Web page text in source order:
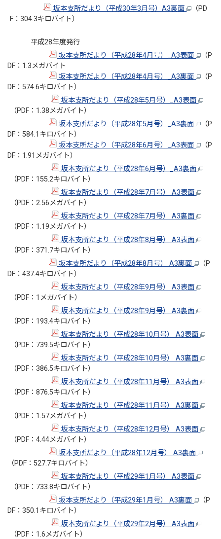
坂本支所だより（平成30年3月号）A3裏面
（PD
F：304.3キロバイト）
平成28年度発行
坂本支所だより（平成28年4月号）_A3表面
（P
DF：1.3メガバイト
坂本支所だより（平成28年4月号）_A3裏面
（P
DF：574.6キロバイト）
坂本支所だより（平成28年5月号）_A3表面
（PDF：1.38メガバイト）
坂本支所だより（平成28年5月号）_A3裏面
（P
DF：584.1キロバイト）
坂本支所だより（平成28年6月号）_A3表面
（P
DF：1.91メガバイト）
坂本支所だより（平成28年6月号）_A3裏面
（PDF：155.2キロバイト）
坂本支所だより（平成28年7月号） A3表面
（PDF：2.56メガバイト）
坂本支所だより（平成28年7月号） A3裏面
（PDF：1.19メガバイト）
坂本支所だより（平成28年8月号） A3表面
（PDF：371.7キロバイト）
坂本支所だより（平成28年8月号） A3裏面
（P
DF：437.4キロバイト）
坂本支所だより（平成28年9月号） A3表面
（PDF：1メガバイト）
坂本支所だより（平成28年9月号） A3裏面
（PDF：193.4キロバイト）
坂本支所だより（平成28年10月号） A3表面
（PDF：739.5キロバイト）
坂本支所だより（平成28年10月号） A3裏面
（PDF：386.5キロバイト）
坂本支所だより（平成28年11月号） A3表面
（PDF：876.5キロバイト）
坂本支所だより（平成28年11月号） A3裏面
（PDF：1.57メガバイト）
坂本支所だより（平成28年12月号） A3表面
（PDF：4.44メガバイト）
坂本支所だより（平成28年12月号） A3裏面
（PDF：527.7キロバイト）
坂本支所だより（平成29年1月号） A3表面
（PDF：733.8キロバイト）
坂本支所だより（平成29年1月号） A3裏面
（P
DF：350.1キロバイト）
坂本支所だより（平成29年2月号） A3表面
（PDF：1.6メガバイト）